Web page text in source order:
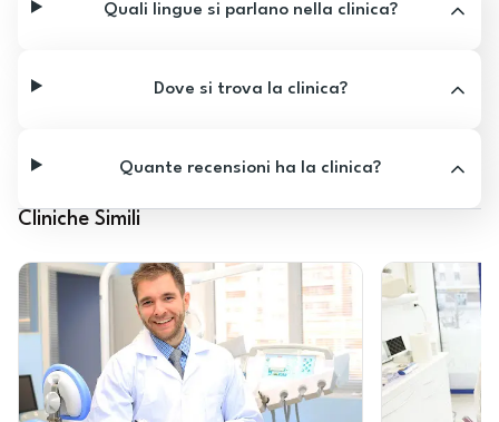
Quali lingue si parlano nella clinica?
Dove si trova la clinica?
Quante recensioni ha la clinica?
Cliniche Simili